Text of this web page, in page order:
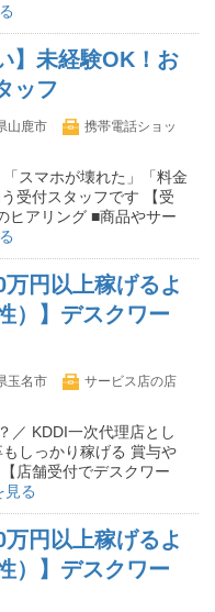
】未経験OK！お
ッフ
山鹿市
携帯電話ショッ
スマホが壊れた」「料金
受付スタッフです 【受
ヒアリング ■商品やサー
万円以上稼げるよ
）】デスクワー
玉名市
サービス店の店
／ KDDI一次代理店とし
しっかり稼げる 賞与や
店舗受付でデスクワー
見る
万円以上稼げるよ
）】デスクワー